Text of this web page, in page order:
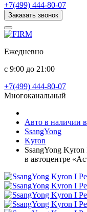
+7(499) 444-80-07
Заказать звонок
Ежедневно
с 9:00 до 21:00
+7(499) 444-80-07
Многоканальный
Авто в наличии
SsangYong
Kyron
SsangYong Kyron
в автоцентре